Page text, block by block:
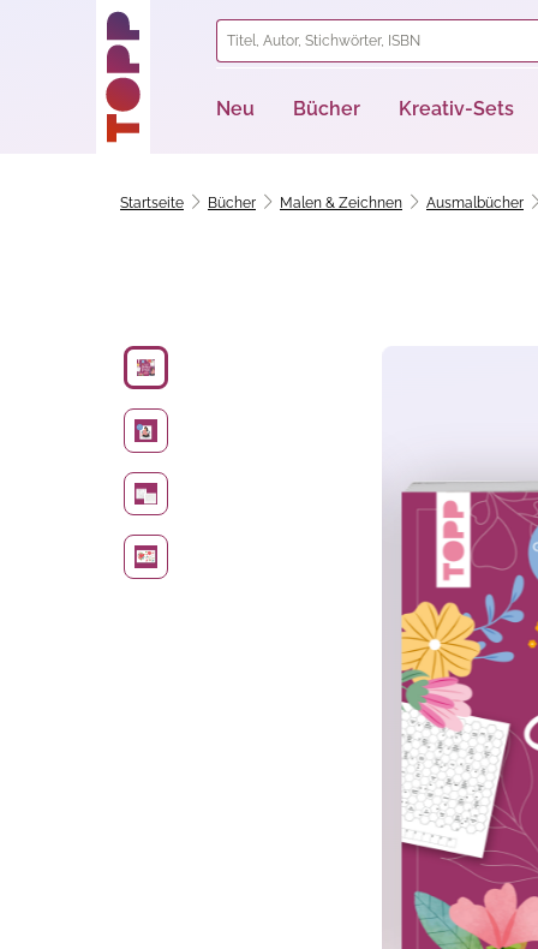
Zur Hauptnavigation springen
Neu Bücher Kreativ-Sets
Startseite Bücher Malen & Zeichnen Ausmalbücher
Bildergalerie überspringen